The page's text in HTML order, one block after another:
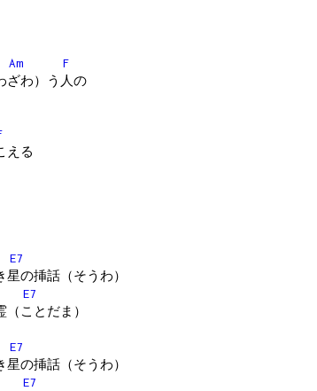
Am
F
ざわ）う人の
える
E7
の挿話（そうわ）
E7
ことだま）
E7
の挿話（そうわ）
E7